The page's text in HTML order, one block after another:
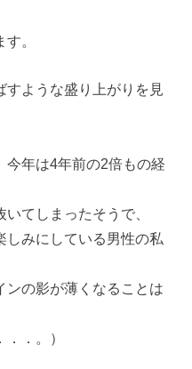
。
すような盛り上がりを見
今年は4年前の2倍もの経
てしまったそうで、
しみにしている男性の私
ンの影が薄くなることは
．。）